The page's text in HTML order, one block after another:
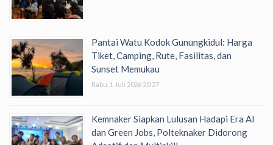
Pantai Watu Kodok Gunungkidul: Harga
Tiket, Camping, Rute, Fasilitas, dan
Sunset Memukau
Rabu, 1 Juli 2026 20:27
Kemnaker Siapkan Lulusan Hadapi Era AI
dan Green Jobs, Polteknaker Didorong